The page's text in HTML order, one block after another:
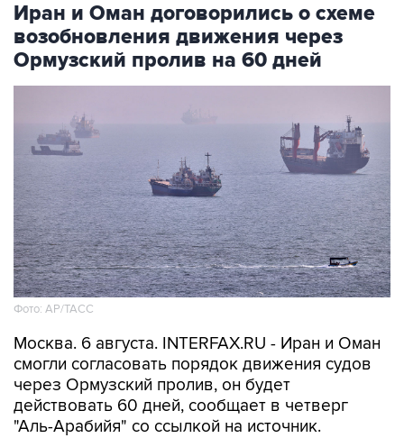
Иран и Оман договорились о схеме
возобновления движения через
Ормузский пролив на 60 дней
Фото: AP/ТАСС
Москва. 6 августа. INTERFAX.RU - Иран и Оман
смогли согласовать порядок движения судов
через Ормузский пролив, он будет
действовать 60 дней, сообщает в четверг
"Аль-Арабийя" со ссылкой на источник.